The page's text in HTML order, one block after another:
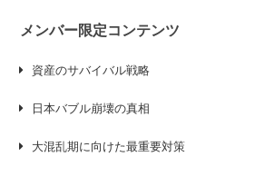
メンバー限定コンテンツ
資産のサバイバル戦略
日本バブル崩壊の真相
大混乱期に向けた最重要対策